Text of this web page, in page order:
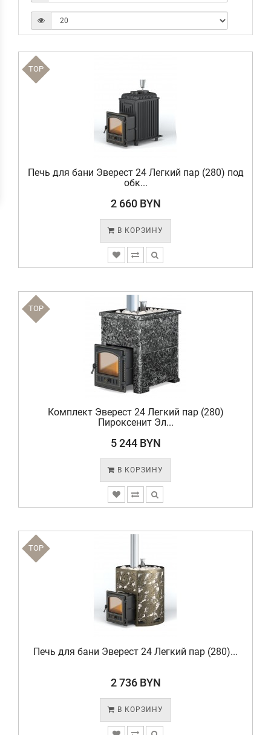
TOP
Печь для бани Эверест 24 Легкий пар (280) под
обк...
2 660 BYN
В КОРЗИНУ
TOP
Комплект Эверест 24 Легкий пар (280)
Пироксенит Эл...
5 244 BYN
В КОРЗИНУ
TOP
Печь для бани Эверест 24 Легкий пар (280)...
2 736 BYN
В КОРЗИНУ